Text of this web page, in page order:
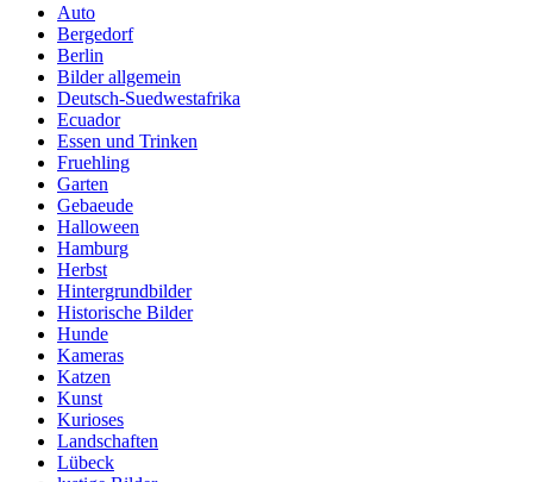
Auto
Bergedorf
Berlin
Bilder allgemein
Deutsch-Suedwestafrika
Ecuador
Essen und Trinken
Fruehling
Garten
Gebaeude
Halloween
Hamburg
Herbst
Hintergrundbilder
Historische Bilder
Hunde
Kameras
Katzen
Kunst
Kurioses
Landschaften
Lübeck